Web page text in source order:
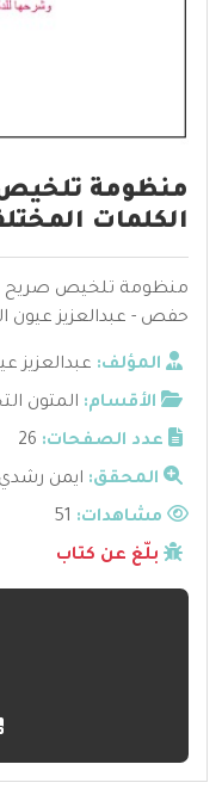
ﻣﻨﻈﻮﻣﺔ
اﻟﻜﻠﻤﺎت
ﻣﻨﻈﻮﻣﺔ ﺗﻠﺨﻴﺺ ﺻﺮﻳﺢ
حفص - عبدالعزيز عيون
المؤلف: عبدالعزيز
الأقسام: المتون
عدد الصفحات: 26
المحقق: ايمن
مشاهدات:
بلّغ عن كتاب